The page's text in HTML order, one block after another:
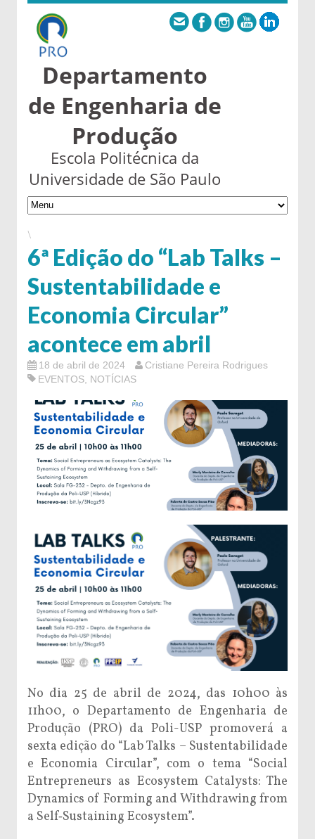
Departamento
de Engenharia de
Produção
Escola Politécnica da
Universidade de São Paulo
\
6ª Edição do “Lab Talks –
Sustentabilidade e
Economia Circular”
acontece em abril
18 de abril de 2024
Cristiane Pereira Rodrigues
EVENTOS NOTÍCIAS
No dia 25 de abril de 2024, das 10h00 às
11h00, o Departamento de Engenharia de
Produção (PRO) da Poli-USP promoverá a
sexta edição do “Lab Talks – Sustentabilidade
e Economia Circular”, com o tema “Social
Entrepreneurs as Ecosystem Catalysts: The
Dynamics of Forming and Withdrawing from
a Self‐Sustaining Ecosystem”.